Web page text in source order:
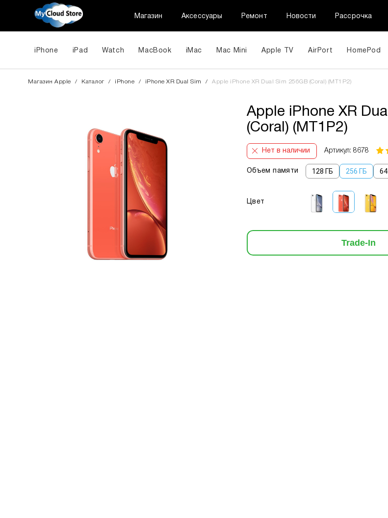
Магазин Аксессуары Ремонт Новости Рассрочка
iPhone iPad Watch MacBook iMac Mac Mini Apple TV AirPort HomePod
Магазин Apple / Каталог / iPhone / iPhone XR Dual Sim / Apple iPhone XR Dual Sim 256GB (Coral) (MT1P2)
Apple iPhone XR
(Coral) (MT1P2)
Нет в наличии Артикул: 8678
Объем памяти 128 ГБ 256 ГБ
Цвет
Trade-In